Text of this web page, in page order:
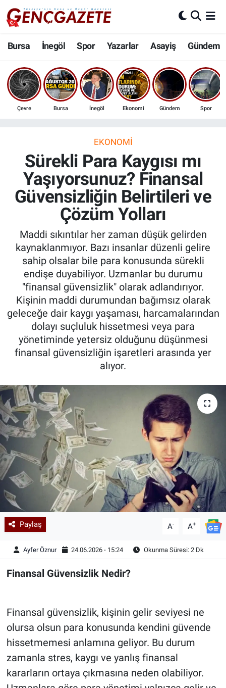
Bursa İnegöl Spor Yazarlar Asayiş Gündem
Çevre Bursa İnegöl Ekonomi Gündem Spor
EKONOMI
Sürekli Para Kaygısı mı
Yaşıyorsunuz? Finansal
Güvensizliğin Belirtileri ve
Çözüm Yolları
Maddi sıkıntılar her zaman düşük gelirden
kaynaklanmıyor. Bazı insanlar düzenli gelire
sahip olsalar bile para konusunda sürekli
endişe duyabiliyor. Uzmanlar bu durumu
"finansal güvensizlik" olarak adlandırıyor.
Kişinin maddi durumundan bağımsız olarak
geleceğe dair kaygı yaşaması, harcamalarından
dolayı suçluluk hissetmesi veya para
yönetiminde yetersiz olduğunu düşünmesi
finansal güvensizliğin işaretleri arasında yer
alıyor.
Paylaş A- A+
Ayfer Öznur 24.06.2026 - 15:24 Okunma Süresi: 2 Dk
Finansal Güvensizlik Nedir?
Finansal güvensizlik, kişinin gelir seviyesi ne
olursa olsun para konusunda kendini güvende
hissetmemesi anlamına geliyor. Bu durum
zamanla stres, kaygı ve yanlış finansal
kararların ortaya çıkmasına neden olabiliyor.
Bursa
İnegöl
3.SAYFA
Ekonomi
Güncel
Kadın & Aile
Kültür & Sanat
Sağlık
Siyaset
Teknoloji
Astroloji-Rüya
Nöbetçi Eczaneler
Hava Durumu
Trafik Durumu
Son Dakika Haberleri
Haber Arşivi